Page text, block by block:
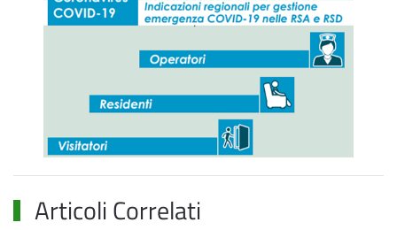
Articoli Correlati